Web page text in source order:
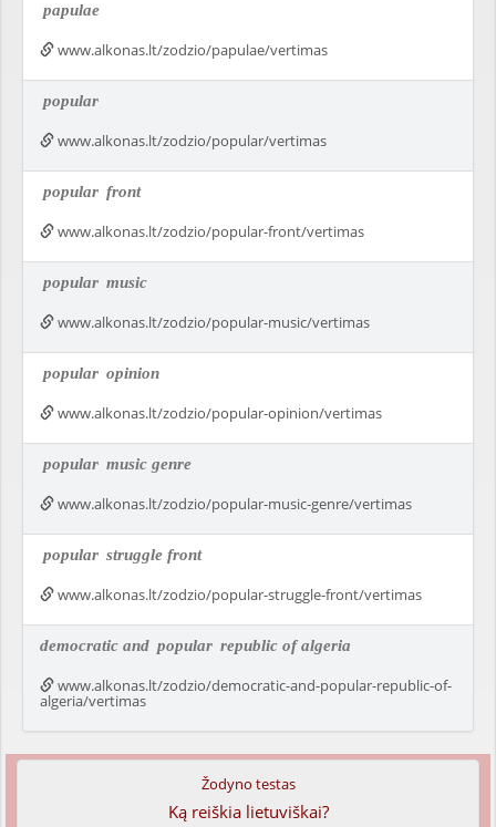
papulae
www.alkonas.lt/zodzio/papulae/vertimas
popular
www.alkonas.lt/zodzio/popular/vertimas
popular front
www.alkonas.lt/zodzio/popular-front/vertimas
popular music
www.alkonas.lt/zodzio/popular-music/vertimas
popular opinion
www.alkonas.lt/zodzio/popular-opinion/vertimas
popular music genre
www.alkonas.lt/zodzio/popular-music-genre/vertimas
popular struggle front
www.alkonas.lt/zodzio/popular-struggle-front/vertimas
democratic and popular republic of algeria
www.alkonas.lt/zodzio/democratic-and-popular-republic-of-
algeria/vertimas
Žodyno testas
Ką reiškia lietuviškai?